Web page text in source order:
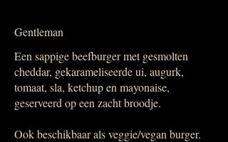
Gentleman
Een sappige beefburger met gesmolten
cheddar, gekarameliseerde ui, augurk,
tomaat, sla, ketchup en mayonaise,
geserveerd op een zacht broodje.
Ook beschikbaar als veggie/vegan burger.